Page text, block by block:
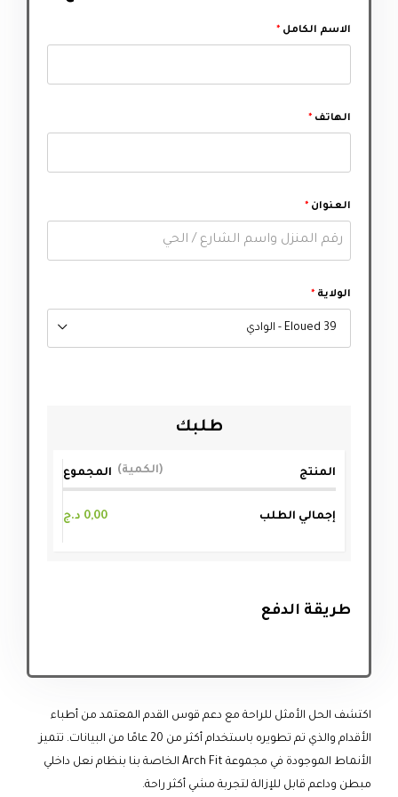
الاسم الكامل *
الهاتف *
العنوان *
الولاية *
39 Eloued - الوادي
طلبك
المنتج الكمية المجموع
إجمالي الطلب 0,00 د.ج
طريقة الدفع
اكتشف الحل الأمثل للراحة مع دعم قوس القدم المعتمد من أطباء
الأقدام والذي تم تطويره باستخدام أكثر من 20 عامًا من البيانات. تتميز
الأنماط الموجودة في مجموعة Arch Fit الخاصة بنا بنظام نعل داخلي
مبطن وداعم قابل للإزالة لتجربة مشي أكثر راحة.